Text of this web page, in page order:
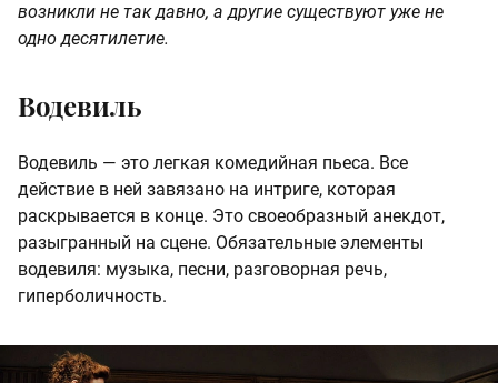
возникли не так давно, а другие существуют уже не
одно десятилетие.
Водевиль
Водевиль — это легкая комедийная пьеса. Все
действие в ней завязано на интриге, которая
раскрывается в конце. Это своеобразный анекдот,
разыгранный на сцене. Обязательные элементы
водевиля: музыка, песни, разговорная речь,
гиперболичность.